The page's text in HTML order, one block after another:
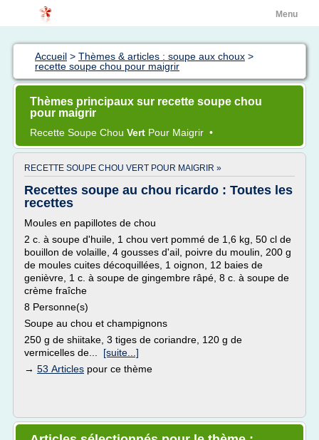
Menu
Accueil > Thèmes & articles : soupe aux choux >
recette soupe chou pour maigrir
Thèmes principaux sur recette soupe chou
pour maigrir
Recette Soupe Chou Vert Pour Maigrir •
RECETTE SOUPE CHOU VERT POUR MAIGRIR »
Recettes soupe au chou ricardo : Toutes les
recettes
Moules en papillotes de chou
2 c. à soupe d'huile, 1 chou vert pommé de 1,6 kg, 50 cl de
bouillon de volaille, 4 gousses d'ail, poivre du moulin, 200 g
de moules cuites décoquillées, 1 oignon, 12 baies de
genièvre, 1 c. à soupe de gingembre râpé, 8 c. à soupe de
crème fraîche
8 Personne(s)
Soupe au chou et champignons
250 g de shiitake, 3 tiges de coriandre, 120 g de
vermicelles de... [suite...]
→ 53 Articles pour ce thème